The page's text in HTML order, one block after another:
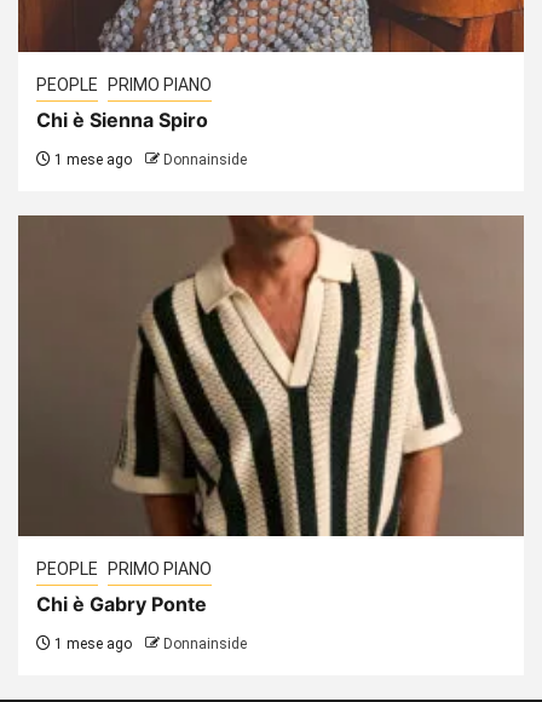
PEOPLE PRIMO PIANO
Chi è Sienna Spiro
1 mese ago Donnainside
PEOPLE PRIMO PIANO
Chi è Gabry Ponte
1 mese ago Donnainside